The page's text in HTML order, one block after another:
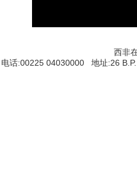
西非
电话:00225 04030000 地址:26